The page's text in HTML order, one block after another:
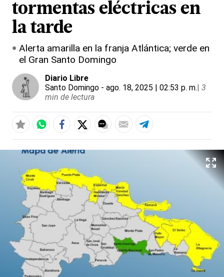
tormentas eléctricas en
la tarde
Alerta amarilla en la franja Atlántica; verde en
el Gran Santo Domingo
Diario Libre
Santo Domingo - ago. 18, 2025 | 02:53 p. m.| 3
min de lectura